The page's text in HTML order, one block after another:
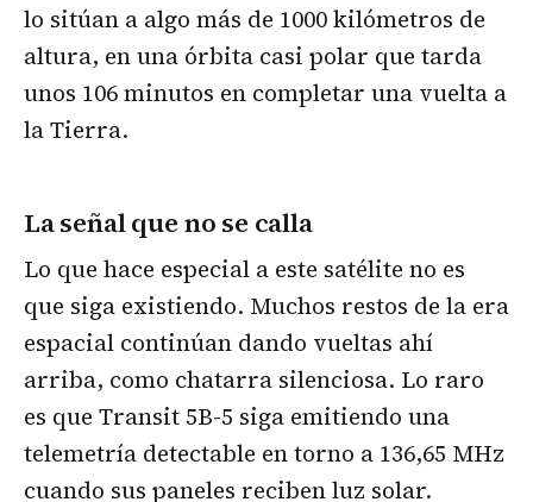
lo sitúan a algo más de 1000 kilómetros de
altura, en una órbita casi polar que tarda
unos 106 minutos en completar una vuelta a
la Tierra.
La señal que no se calla
Lo que hace especial a este satélite no es
que siga existiendo. Muchos restos de la era
espacial continúan dando vueltas ahí
arriba, como chatarra silenciosa. Lo raro
es que Transit 5B-5 siga emitiendo una
telemetría detectable en torno a 136,65 MHz
cuando sus paneles reciben luz solar.